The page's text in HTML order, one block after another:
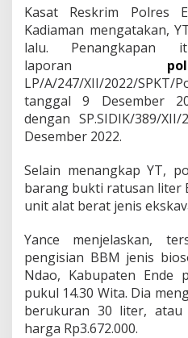
k
r
o
e
k
,
K
t
r
a
k
o
r
d
i
E
n
d
Kasat Reskrim Polres
Kadiaman mengatakan,
lalu. Penangkapan
laporan
LP/A/247/XII/2022/
tanggal 9 Desember
dengan SP.SIDIK/389/
Desember 2022.
Selain menangkap YT,
barang bukti ratusan liter
unit alat berat jenis
Yance menjelaskan,
pengisian BBM jenis
Ndao, Kabupaten Ende
pukul 14.30 Wita. Dia
berukuran 30 liter,
harga Rp3.672.000.